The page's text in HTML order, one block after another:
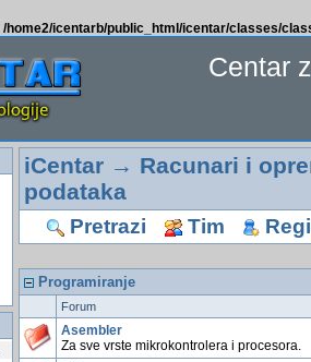
/home2/icentarb/public_html/icentar/classes/
Centar
iCentar→ Racunari i
podataka
Pretrazi Tim
Programiranje
Forum
Asembler
Za sve vrste mikrokontrolera i procesora.